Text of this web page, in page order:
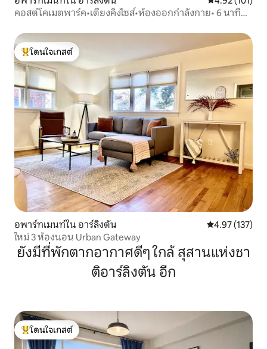
คอสต์โคเมตพาร์ค•เตียงคิงไซส์•ห้องออกกำลังกาย• 6 นาทีถึง
โดนใจเกสต์ที่สุด
โดนใจเกสต์
อพาร์ทเมนท์ใน อาร์ลิงตัน คะแนนเฉลี่ย
4.97 (137)
ใหม่ 3 ห้องนอน Urban Gateway
ยังมีที่พักตากอากาศดีๆ ใกล้ สุสานแห่งชา
ติอาร์ลิงตัน อีก
โดนใจเกสต์ที่สุด
โดนใจเกสต์